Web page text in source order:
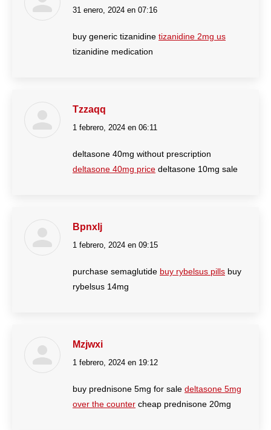
dice:
31 enero, 2024 en 07:16
buy generic tizanidine tizanidine 2mg us
tizanidine medication
Tzzaqq
dice:
1 febrero, 2024 en 06:11
deltasone 40mg without prescription
deltasone 40mg price deltasone 10mg sale
Bpnxlj
dice:
1 febrero, 2024 en 09:15
purchase semaglutide buy rybelsus pills buy
rybelsus 14mg
Mzjwxi
dice:
1 febrero, 2024 en 19:12
buy prednisone 5mg for sale deltasone 5mg
over the counter cheap prednisone 20mg